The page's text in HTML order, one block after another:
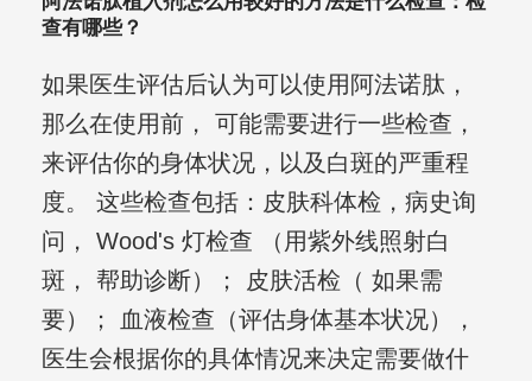
查有哪些？
如果医生评估后认为可以使用阿法诺肽，
那么在使用前， 可能需要进行一些检查，
来评估你的身体状况，以及白斑的严重程
度。 这些检查包括：皮肤科体检，病史询
问， Wood's 灯检查 （用紫外线照射白
斑， 帮助诊断）； 皮肤活检（ 如果需
要）； 血液检查（评估身体基本状况），
医生会根据你的具体情况来决定需要做什